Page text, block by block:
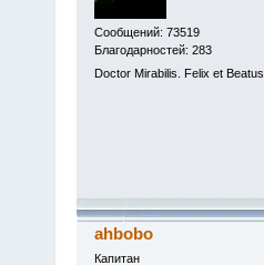
Сообщений: 73519
Благодарностей: 283
Doctor Mirabilis. Felix et Beatus
ahbobo
Капитан